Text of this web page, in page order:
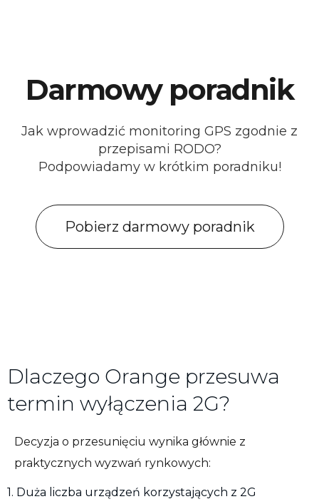
Darmowy poradnik
Jak wprowadzić monitoring GPS zgodnie z
przepisami RODO?
Podpowiadamy w krótkim poradniku!
Pobierz darmowy poradnik
Dlaczego Orange przesuwa
termin wyłączenia 2G?
Decyzja o przesunięciu wynika głównie z
praktycznych wyzwań rynkowych:
1. Duża liczba urządzeń korzystających z 2G